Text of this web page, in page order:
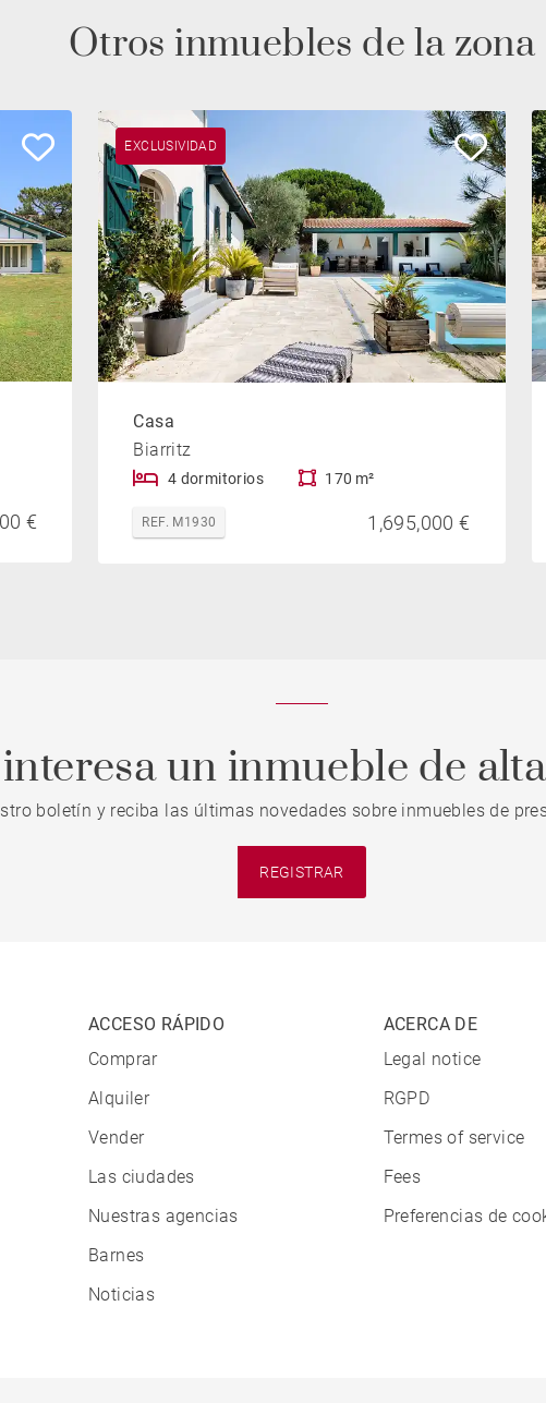
Otros inmuebles de la zona
€
EXCLUSIVIDAD
Casa
Biarritz
4 dormitorios 170 m²
REF. M1930 1,695,000 €
un inmueble de
boletín y reciba las últimas novedades sobre inmuebles de
REGISTRAR
ACCESO RÁPIDO
Comprar
Alquiler
Vender
Las ciudades
Nuestras agencias
Barnes
Noticias
ACERCA DE
Legal notice
RGPD
Termes of service
Fees
Preferencias de